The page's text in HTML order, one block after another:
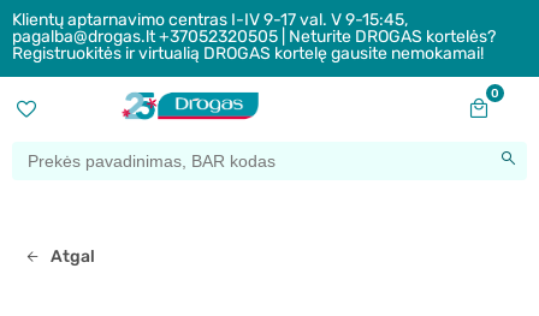
Klientų aptarnavimo centras I-IV 9-17 val. V 9-15:45,
pagalba@drogas.lt +37052320505 | Neturite DROGAS kortelės?
Registruokitės ir virtualią DROGAS kortelę gausite nemokamai!
0
Atgal